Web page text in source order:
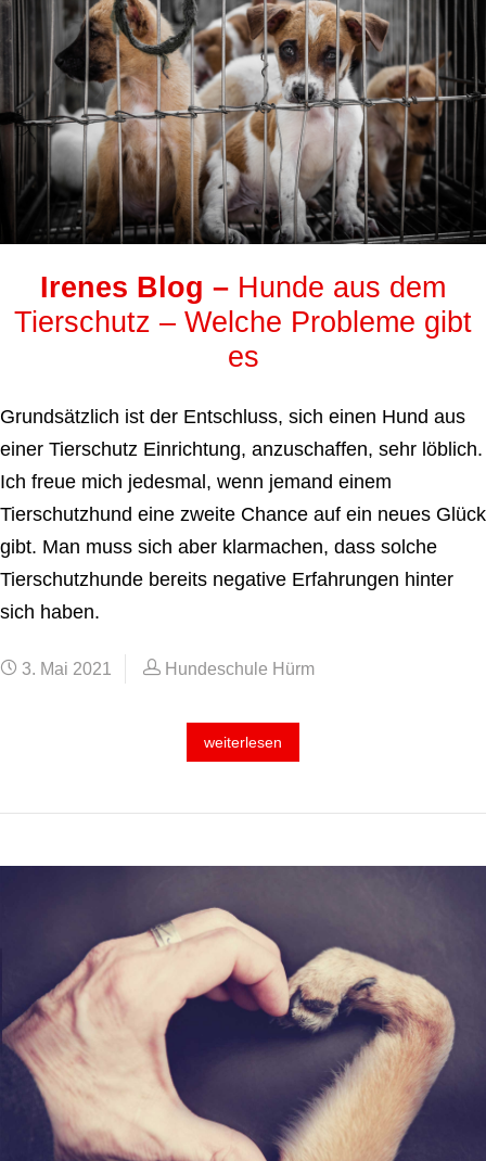
Irenes Blog – Hunde aus dem
Tierschutz – Welche Probleme gibt
es
Grundsätzlich ist der Entschluss, sich einen Hund aus
einer Tierschutz Einrichtung, anzuschaffen, sehr löblich.
Ich freue mich jedesmal, wenn jemand einem
Tierschutzhund eine zweite Chance auf ein neues Glück
gibt. Man muss sich aber klarmachen, dass solche
Tierschutzhunde bereits negative Erfahrungen hinter
sich haben.
3. Mai 2021 Hundeschule Hürm
weiterlesen